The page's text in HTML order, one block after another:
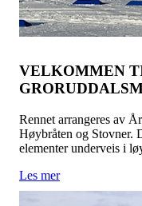
VELKOMMEN
Rennet arrangeres av
Høybråten og Stovner.
elementer underveis i
Les mer